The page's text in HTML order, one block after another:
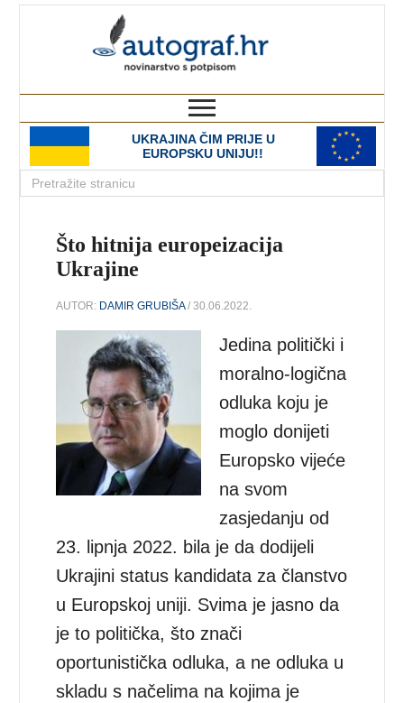
UKRAJINA ČIM PRIJE U
EUROPSKU UNIJU!!
Što hitnija europeizacija
Ukrajine
AUTOR: DAMIR GRUBIŠA/ 30.06.2022.
Jedina politički i
moralno-logična
odluka koju je
moglo donijeti
Europsko vijeće
na svom
zasjedanju od
23. lipnja 2022. bila je da dodijeli
Ukrajini status kandidata za članstvo
u Europskoj uniji. Svima je jasno da
je to politička, što znači
oportunistička odluka, a ne odluka u
skladu s načelima na kojima je